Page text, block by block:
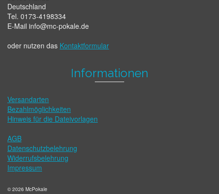
Deutschland
Tel. 0173-4198334
E-Mail info@mc-pokale.de
oder nutzen das Kontaktformular
Informationen
Versandarten
Bezahlmöglichkeiten
Hinweis für die Dateivorlagen
AGB
Datenschutzbelehrung
Widerrufsbelehrung
Impressum
© 2026 McPokale